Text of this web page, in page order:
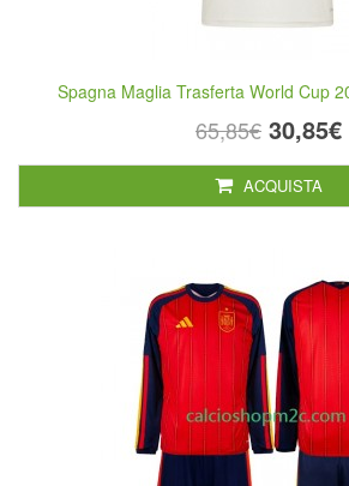
Spagna Maglia Trasferta World Cup
65,85€ 30,85€
ACQUISTA